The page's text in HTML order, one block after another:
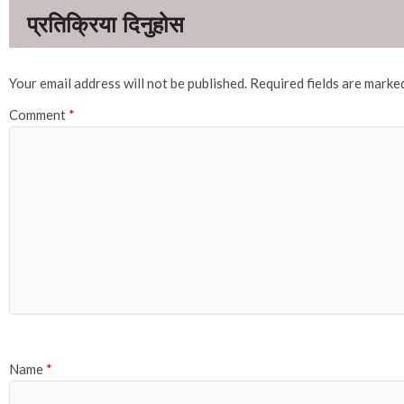
Your email address will not be published. Required fields are
Comment *
Name *